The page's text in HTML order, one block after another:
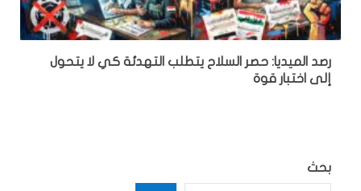
رصد الميديا: حصر السلاح يتطلب التهدئة كي لا يتحول
إلى اختبار قوة
بحث